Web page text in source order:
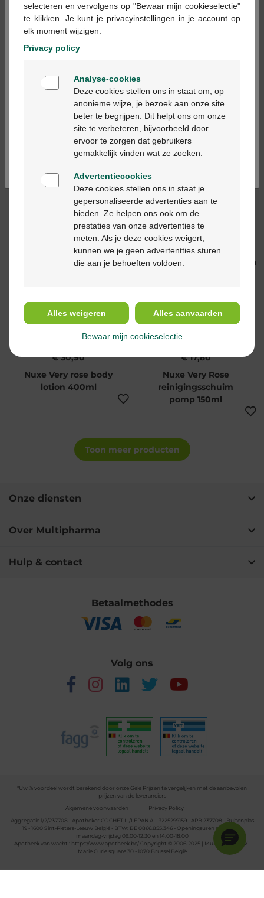
Nuxe Very Rose Luchtig
Reinigend Schuim 150
ml
Waterproof Eye Make
Up Remover 100ml
€ 24,90
Nuxe Very Rose
Volumegevend Serum
Lippen 8ml
€ 18,50
Nuxe Very Rose
Verfrissende Tonic
Lotion 200ml
€ 30,90
Nuxe Very rose body
lotion 400ml
€ 17,80
Nuxe Very Rose
reinigingsschuim
pomp 150ml
Toon meer producten
Onze diensten
Over Multipharma
Hulp & contact
Betaalmethodes
Volg ons
*Uw % voordeel wordt berekend door onze Gele Prijzen te vergelijken met de aanbevolen
prijzen van de leveranciers
Algemene voorwaarden
Privacy Policy
Aggregatie 1/2/237708 - Apotheker COCHET L./LEPAN A. - 3225299159 - APB 237708 - Buitenplas
19 - 1600 Sint-Pieters-Leeuw België - BTW: BE 0866.855.346 - Openingsuren apotheek:
maandag-vrijdag 09:00-12:30 en 14:00-18:00
Apotheek van wacht :
https://www.apotheek.be/Copyright © 2006-2025 | Multipharma CV -
Marie Curie square 30 - 1070 Brussel België
×
Bienvenue
Ga verder in het nederlands
Continuez en français
selecteren en vervolgens op "Bewaar mijn cookieselectie"
te klikken. Je kunt je privacyinstellingen in je account op
elk moment wijzigen.
Privacy policy
Analyse-cookies
Deze cookies stellen ons in staat om, op
anonieme wijze, je bezoek aan onze site
beter te begrijpen. Dit helpt ons om onze
site te verbeteren, bijvoorbeeld door
ervoor te zorgen dat gebruikers
gemakkelijk vinden wat ze zoeken.
Advertentiecookies
Deze cookies stellen ons in staat je
gepersonaliseerde advertenties aan te
bieden. Ze helpen ons ook om de
prestaties van onze advertenties te
meten. Als je deze cookies weigert,
kunnen we je geen advertentties sturen
die aan je behoeften voldoen.
Alles weigeren Alles aanvaarden
Bewaar mijn cookieselectie